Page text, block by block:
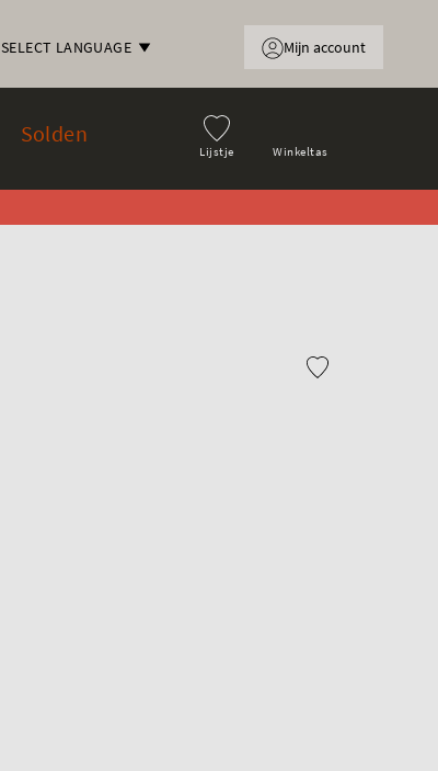
SELECT LANGUAGE
Lijstje Winkeltas
Solden
Mijn account